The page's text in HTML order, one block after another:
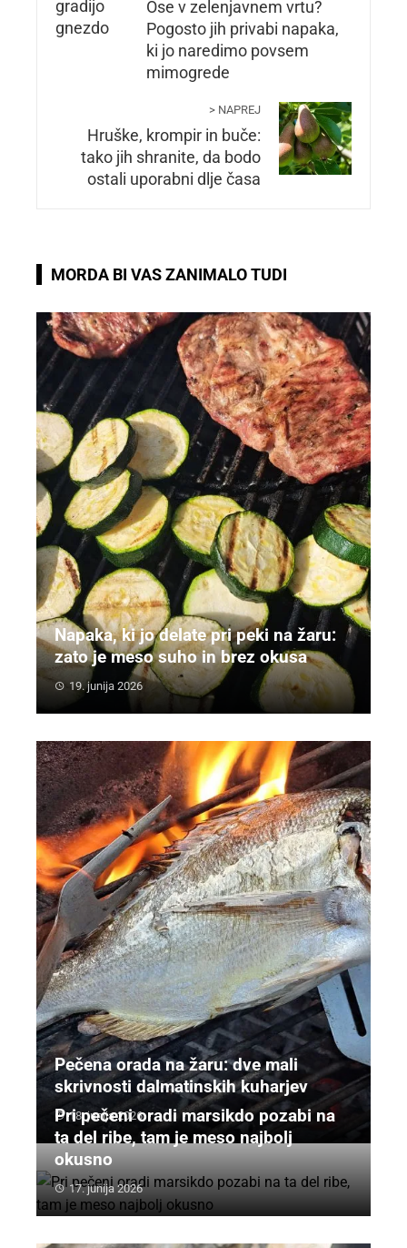
Ose v zelenjavnem vrtu?
Pogosto jih privabi napaka,
ki jo naredimo povsem
mimogrede
> NAPREJ
Hruške, krompir in buče:
tako jih shranite, da bodo
ostali uporabni dlje časa
MORDA BI VAS ZANIMALO TUDI
Napaka, ki jo delate pri peki na žaru:
zato je meso suho in brez okusa
19. junija 2026
Pečena orada na žaru: dve mali
skrivnosti dalmatinskih kuharjev
18. junija 2026
Pri pečeni oradi marsikdo pozabi na
ta del ribe, tam je meso najbolj
okusno
17. junija 2026